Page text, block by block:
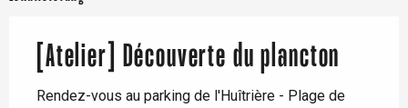
[Atelier] Découverte du plancton
Rendez-vous au parking de l'Huîtrière - Plage de